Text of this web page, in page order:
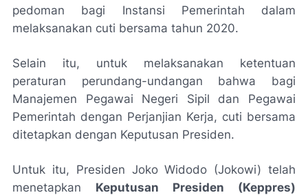
pedoman bagi Instansi Pemerintah dalam
melaksanakan cuti bersama tahun 2020.
Selain itu, untuk melaksanakan ketentuan
peraturan perundang-undangan bahwa bagi
Manajemen Pegawai Negeri Sipil dan Pegawai
Pemerintah dengan Perjanjian Kerja, cuti bersama
ditetapkan dengan Keputusan Presiden.
Untuk itu, Presiden Joko Widodo (Jokowi) telah
menetapkan Keputusan Presiden (Keppres)